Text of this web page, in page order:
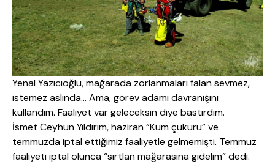
Yenal Yazıcıoğlu, mağarada zorlanmaları falan sevmez,
istemez aslında… Ama, görev adamı davranışını
kullandım. Faaliyet var geleceksin diye bastırdım.
İsmet Ceyhun Yıldırım, haziran “Kum çukuru” ve
temmuzda iptal ettiğimiz faaliyetle gelmemişti. Temmuz
faaliyeti iptal olunca “sırtlan mağarasına gidelim” dedi.